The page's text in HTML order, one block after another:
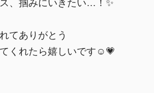
、掴みにいきたい…！✨
てありがとう
くれたら嬉しいです☺️💗